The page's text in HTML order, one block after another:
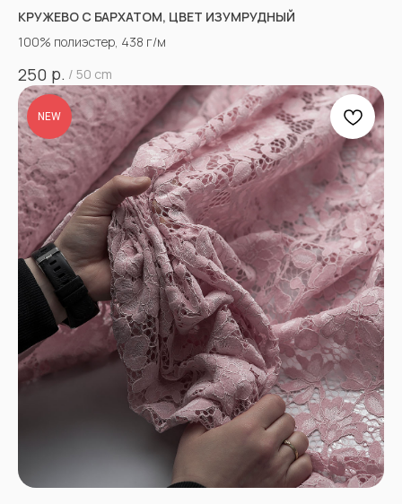
КРУЖЕВО С БАРХАТОМ, ЦВЕТ ИЗУМРУДНЫЙ
100% полиэстер, 438 г/м
250 р. / 50 cm
NEW